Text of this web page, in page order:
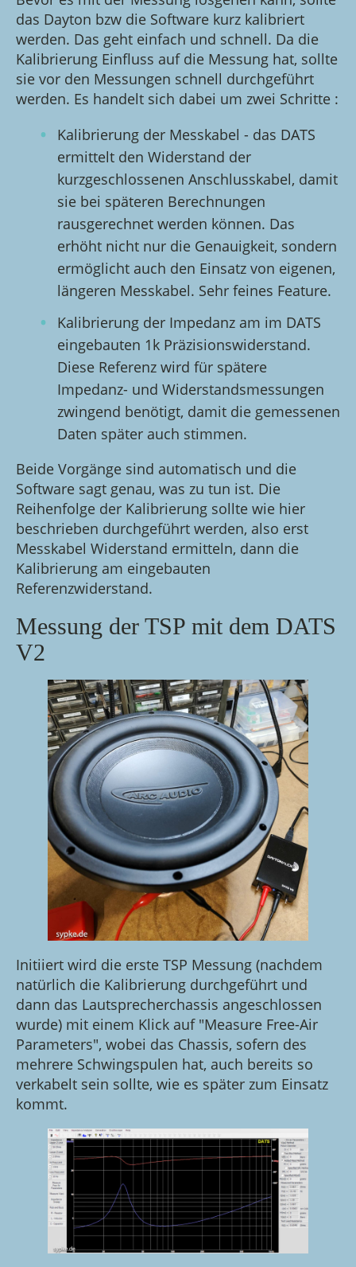
das Dayton bzw die Software kurz kalibriert
werden. Das geht einfach und schnell. Da die
Kalibrierung Einfluss auf die Messung hat, sollte
sie vor den Messungen schnell durchgeführt
werden. Es handelt sich dabei um zwei Schritte :
Kalibrierung der Messkabel - das DATS
ermittelt den Widerstand der
kurzgeschlossenen Anschlusskabel, damit
sie bei späteren Berechnungen
rausgerechnet werden können. Das
erhöht nicht nur die Genauigkeit, sondern
ermöglicht auch den Einsatz von eigenen,
längeren Messkabel. Sehr feines Feature.
Kalibrierung der Impedanz am im DATS
eingebauten 1k Präzisionswiderstand.
Diese Referenz wird für spätere
Impedanz- und Widerstandsmessungen
zwingend benötigt, damit die gemessenen
Daten später auch stimmen.
Beide Vorgänge sind automatisch und die
Software sagt genau, was zu tun ist. Die
Reihenfolge der Kalibrierung sollte wie hier
beschrieben durchgeführt werden, also erst
Messkabel Widerstand ermitteln, dann die
Kalibrierung am eingebauten
Referenzwiderstand.
Messung der TSP mit dem DATS
V2
Initiiert wird die erste TSP Messung (nachdem
natürlich die Kalibrierung durchgeführt und
dann das Lautsprecherchassis angeschlossen
wurde) mit einem Klick auf "Measure Free-Air
Parameters", wobei das Chassis, sofern des
mehrere Schwingspulen hat, auch bereits so
verkabelt sein sollte, wie es später zum Einsatz
kommt.